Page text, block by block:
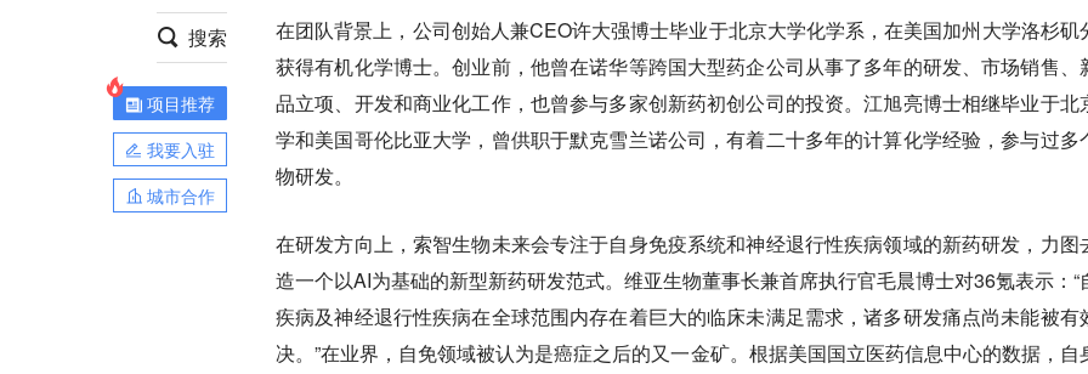
搜索
项目推荐
我要入驻
城市合作
在团队背景上，公司创始人兼CEO许大强博士毕业于北京大学化学系，在美国加州大学洛杉矶
获得有机化学博士。创业前，他曾在诺华等跨国大型药企公司从事了多年的研发、市场销售、
品立项、开发和商业化工作，也曾参与多家创新药初创公司的投资。江旭亮博士相继毕业于北
学和美国哥伦比亚大学，曾供职于默克雪兰诺公司，有着二十多年的计算化学经验，参与过多
物研发。
在研发方向上，索智生物未来会专注于自身免疫系统和神经退行性疾病领域的新药研发，力图
造一个以AI为基础的新型新药研发范式。维亚生物董事长兼首席执行官毛晨博士对36氪表示：“
疾病及神经退行性疾病在全球范围内存在着巨大的临床未满足需求，诸多研发痛点尚未能被有
决。”在业界，自免领域被认为是癌症之后的又一金矿。根据美国国立医药信息中心的数据，自